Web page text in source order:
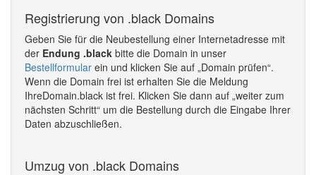
Registrierung von .black Domains
Geben Sie für die Neubestellung einer Internetadresse mit
der Endung .black bitte die Domain in unser
Bestellformular ein und klicken Sie auf „Domain prüfen“.
Wenn die Domain frei ist erhalten Sie die Meldung
IhreDomain.black ist frei. Klicken Sie dann auf „weiter zum
nächsten Schritt“ um die Bestellung durch die Eingabe Ihrer
Daten abzuschließen.
Umzug von .black Domains